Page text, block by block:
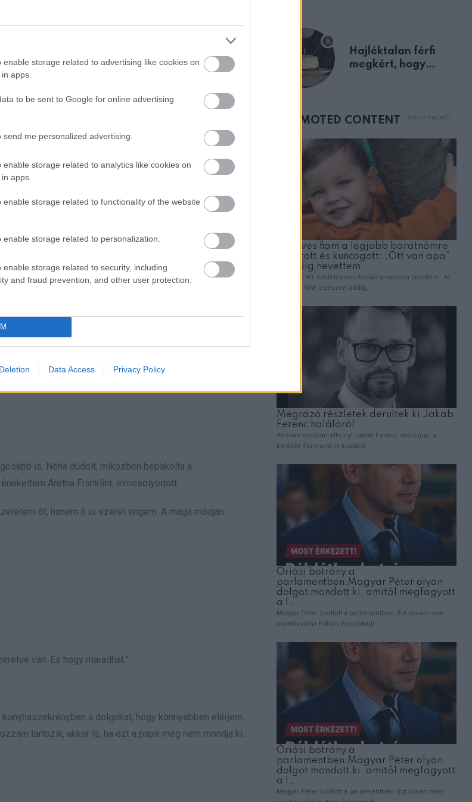
enable storage related to advertising like cookies on
apps.
to be sent to Google for online advertising
me personalized advertising.
enable storage related to analytics like cookies on
apps.
enable storage related to functionality of the website
storage related to personalization.
enable storage related to security, including
and fraud prevention, and other user protection.
Data Access Privacy Policy
összehajtva a konyhapulton. Kinyitottam, és ott volt
például amikor bokatörést szereztem egy
narancs lett a tövem.
ami anyukámra emlékeztet. A hallgatása nem
érzés biztonságban lenni.
kerestem a kulcsom. Ha elfelejtettem a sálamat,
egy pohár víz állt, mellette egy összehajtott
is. Néha dúdolt, miközben bepakolta a
Aretha Franklint, elmosolyodott.
őt, hanem ő is szeret engem. A maga módján.
van. És hogy maradhat.”
a dolgokat, hogy könnyebben elérjem.
tartozik, akkor is, ha ezt a papír még nem mondja ki.
Hajléktalan férfi
megkért, hogy
mellettem ült az első